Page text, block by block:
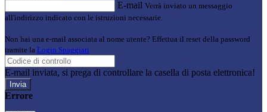
E-mail Verrà inviato un messaggio
all'indirizzo indicato con le istruzioni necessarie.
Non hai una e-mail associata al nome utente? Effettua il reset della password
tramite la Login Spaggiari
E-mail inviata, si prega di controllare la casella di posta elettronica!
Errore